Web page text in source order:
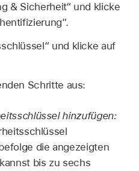
& Sicherheit“ und klicke
und klicke auf
Schritte aus:
hinzufügen:
die angezeigten
bis zu sechs